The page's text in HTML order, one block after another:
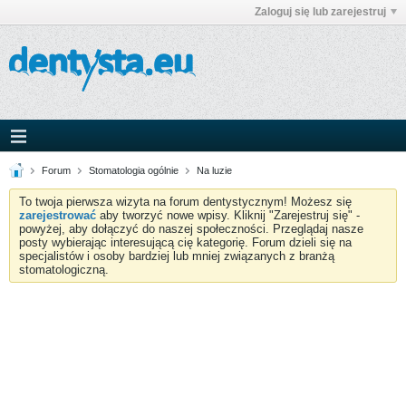
Zaloguj się lub zarejestruj
Forum Stomatologia ogólnie Na luzie
To twoja pierwsza wizyta na forum dentystycznym! Możesz się
zarejestrować aby tworzyć nowe wpisy. Kliknij "Zarejestruj się" -
powyżej, aby dołączyć do naszej społeczności. Przeglądaj nasze
posty wybierając interesującą cię kategorię. Forum dzieli się na
specjalistów i osoby bardziej lub mniej związanych z branżą
stomatologiczną.